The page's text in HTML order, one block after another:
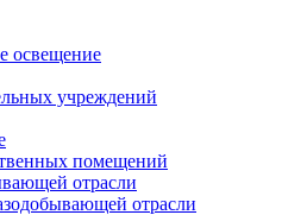
освещение
учреждений
помещений
отрасли
отрасли